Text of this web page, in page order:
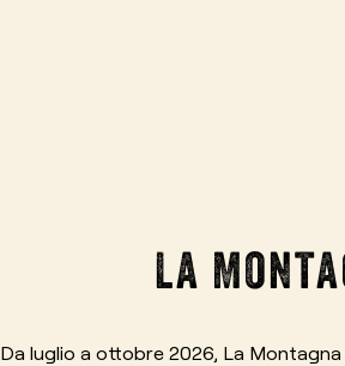
La
Da luglio a ottobre 2026, La